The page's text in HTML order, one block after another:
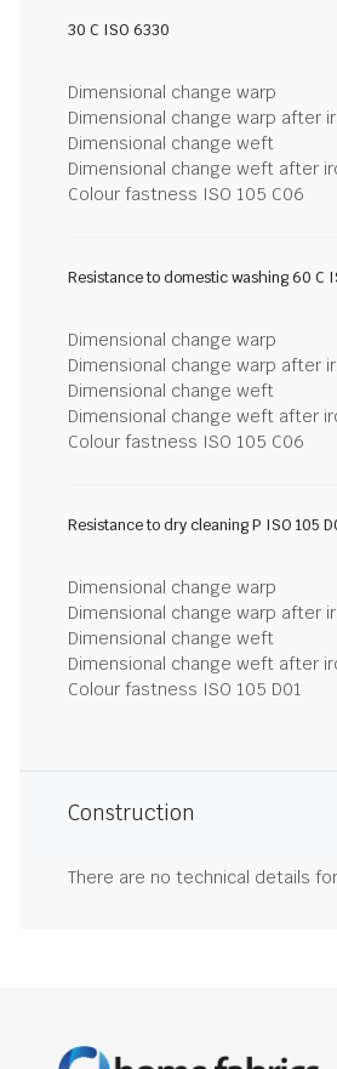
30 C ISO 6330
Dimensional change warp
Dimensional change warp after
Dimensional change weft
Dimensional change weft after
Colour fastness ISO 105 C06
Resistance to domestic washing 60 C
Dimensional change warp
Dimensional change warp after
Dimensional change weft
Dimensional change weft after
Colour fastness ISO 105 C06
Resistance to dry cleaning P ISO 105
Dimensional change warp
Dimensional change warp after
Dimensional change weft
Dimensional change weft after
Colour fastness ISO 105 D01
Construction
There are no technical details